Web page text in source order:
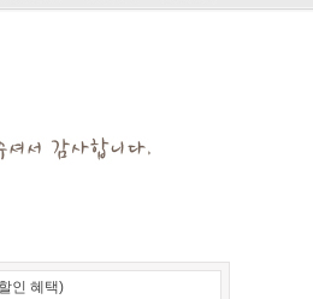
1
자라무늬 목도리뜨기
인 혜택)